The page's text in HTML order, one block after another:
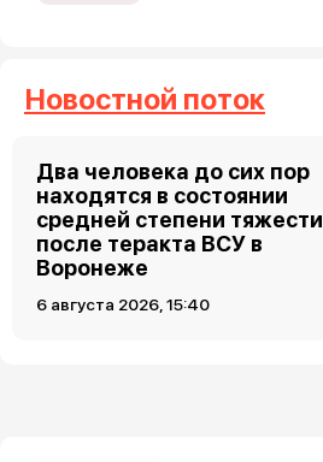
Новостной поток
Два человека до сих пор
находятся в состоянии
средней степени тяжести
после теракта ВСУ в
Воронеже
6 августа 2026, 15:40